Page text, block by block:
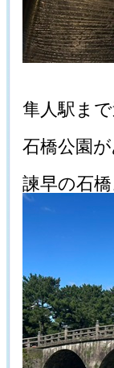
隼人駅ま
石橋公園
諫早の石